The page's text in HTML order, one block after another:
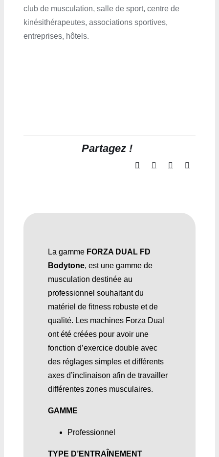
club de musculation, salle de sport, centre de
kinésithérapeutes, associations sportives,
entreprises, hôtels.
Partagez !
La gamme FORZA DUAL FD
Bodytone, est une gamme de
musculation destinée au
professionnel souhaitant du
matériel de fitness robuste et de
qualité. Les machines Forza Dual
ont été créées pour avoir une
fonction d’exercice double avec
des réglages simples et différents
axes d’inclinaison afin de travailler
différentes zones musculaires.
GAMME
Professionnel
TYPE D’ENTRAÎNEMENT